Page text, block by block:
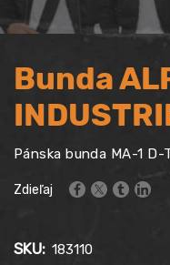
Bunda
Pánska bunda MA-1 D-
Zdieľaj
SKU: 183110